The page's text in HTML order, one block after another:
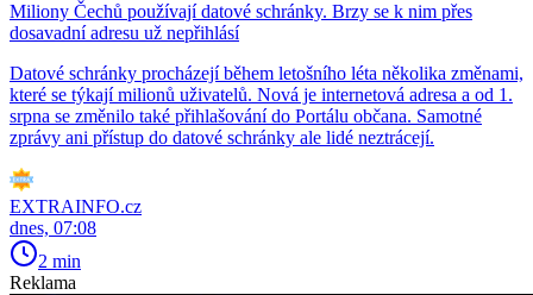
Miliony Čechů používají datové schránky. Brzy se k nim přes
dosavadní adresu už nepřihlásí
Datové schránky procházejí během letošního léta několika změnami,
které se týkají milionů uživatelů. Nová je internetová adresa a od 1.
srpna se změnilo také přihlašování do Portálu občana. Samotné
zprávy ani přístup do datové schránky ale lidé neztrácejí.
EXTRAINFO.cz
dnes, 07:08
2 min
Reklama